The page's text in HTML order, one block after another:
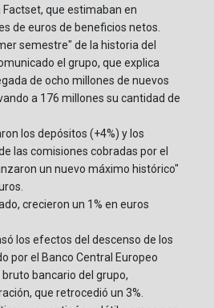
que estimaban en
de euros de beneficios netos.
semestre" de la historia del
el grupo, que explica
de ocho millones de nuevos
a 176 millones su cantidad de
los depósitos (+4%) y los
las comisiones cobradas por el
un nuevo máximo histórico"
crecieron un 1% en euros
los efectos del descenso de los
por el Banco Central Europeo
bancario del grupo,
que retrocedió un 3%.